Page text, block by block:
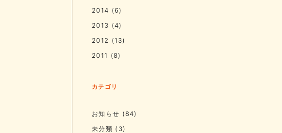
2014 (6)
2013 (4)
2012 (13)
2011 (8)
カテゴリ
お知らせ (84)
未分類 (3)